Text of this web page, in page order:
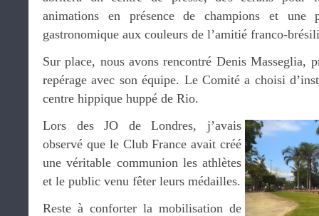
animations en présence de champions et une
gastronomique aux couleurs de l’amitié franco-
Sur place, nous avons rencontré Denis Masseglia,
repérage avec son équipe. Le Comité a choisi
centre hippique huppé de Rio.
Lors des JO de Londres, j’avais
observé que le Club France avait créé
une véritable communion les athlètes
et le public venu fêter leurs médailles.
Reste à conforter la mobilisation de